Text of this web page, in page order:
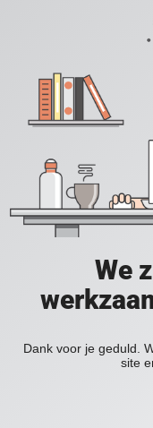
We
Dank voor je geduld.
site